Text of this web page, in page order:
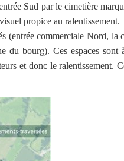
Sud par le cimetière
propice au ralentissement.
(entrée commerciale Nord,
bourg). Ces espaces
et donc le ralentissement.